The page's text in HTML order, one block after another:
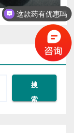
搜
索
这款药有优惠吗